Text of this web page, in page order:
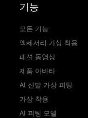
기능
모든 기능
액세서리 가상 착용
패션 동영상
제품 아바타
AI 신발 가상 피팅
가상 착용
AI 피팅 모델